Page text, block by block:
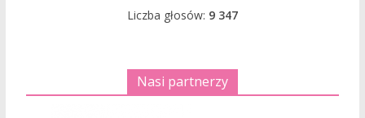
Liczba głosów: 9 347
Nasi partnerzy